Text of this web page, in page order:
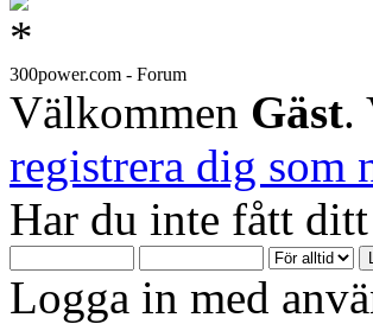
300power.com - Forum
Välkommen Gäst.
registrera dig som
Har du inte fått ditt
Logga in med